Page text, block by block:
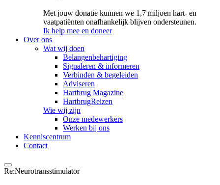
Met jouw donatie kunnen we 1,7 miljoen hart- en
vaatpatiënten onafhankelijk blijven ondersteunen.
Ik help mee en doneer
Over ons
Wat wij doen
Belangenbehartiging
Signaleren & informeren
Verbinden & begeleiden
Adviseren
Hartbrug Magazine
HartbrugReizen
Wie wij zijn
Onze medewerkers
Werken bij ons
Kenniscentrum
Contact
Re:Neurotransstimulator